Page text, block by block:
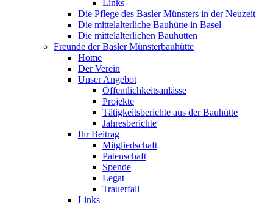
Links
Die Pflege des Basler Münsters in der Neuzeit
Die mittelalterliche Bauhütte in Basel
Die mittelalterlichen Bauhütten
Freunde der Basler Münsterbauhütte
Home
Der Verein
Unser Angebot
Öffentlichkeitsanlässe
Projekte
Tätigkeitsberichte aus der Bauhütte
Jahresberichte
Ihr Beitrag
Mitgliedschaft
Patenschaft
Spende
Legat
Trauerfall
Links